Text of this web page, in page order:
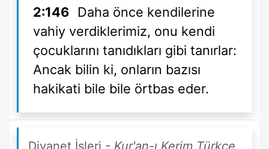
2:146
Daha önce kendilerine
vahiy verdiklerimiz, onu kendi
çocuklarını tanıdıkları gibi tanırlar:
Ancak bilin ki, onların bazısı
hakikati bile bile örtbas eder.
Diyanet İşleri - Kur'an-ı Kerim Türkçe